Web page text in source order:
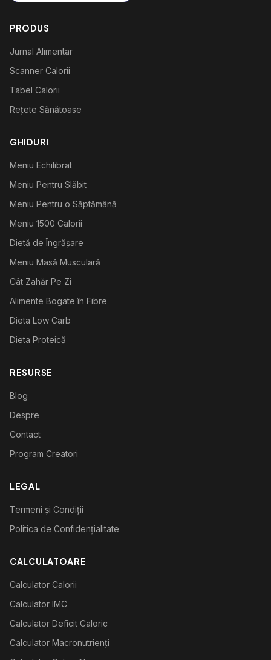
PRODUS
Jurnal Alimentar
Scanner Calorii
Tabel Calorii
Rețete Sănătoase
GHIDURI
Meniu Echilibrat
Meniu Pentru Slăbit
Meniu Pentru o Săptămână
Meniu 1500 Calorii
Dietă de Îngrășare
Meniu Masă Musculară
Cât Zahăr Pe Zi
Alimente Bogate în Fibre
Dieta Low Carb
Dieta Proteică
RESURSE
Blog
Despre
Contact
Program Creatori
LEGAL
Termeni și Condiții
Politica de Confidențialitate
CALCULATOARE
Calculator Calorii
Calculator IMC
Calculator Deficit Caloric
Calculator Macronutrienți